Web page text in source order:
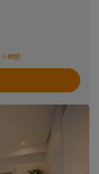
※时价